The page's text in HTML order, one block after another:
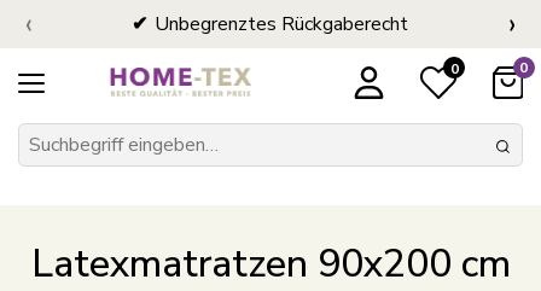
Unbegrenztes Rückgaberecht
‹ ›
0 0
Latexmatratzen 90x200 cm